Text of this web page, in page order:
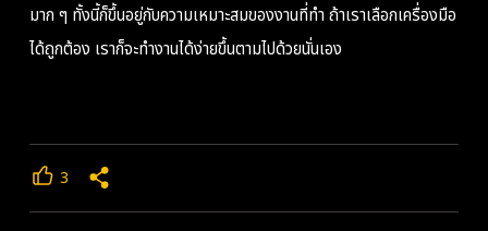
มาก ๆ ทั้งนี้ก็ขึ้นอยู่กับความเหมาะสมของงานที่ทำ ถ้าเราเลือกเครื่องมือ
ได้ถูกต้อง เราก็จะทำงานได้ง่ายขึ้นตามไปด้วยนั่นเอง
3